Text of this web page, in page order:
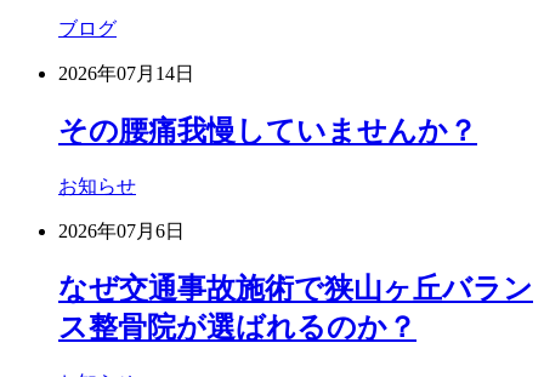
ブログ
2026年07月14日
その腰痛我慢していませんか？
お知らせ
2026年07月6日
なぜ交通事故施術で狭山ヶ丘バラン
ス整骨院が選ばれるのか？